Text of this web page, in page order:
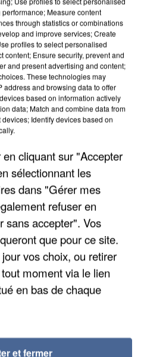
EMPORTÉE PAR UNE
SAVOIE
Measure content
through statistics or combinations
and improve services; Create
profiles to select personalised
content; Ensure security, prevent and
and present advertising and content;
These technologies may
address and browsing data to offer
based on information actively
data; Match and combine data from
Identify devices based on
cliquant sur "Accepter
sélectionnant les
dans "Gérer mes
refuser en
sans accepter". Vos
que pour ce site.
vos choix, ou retirer
moment via le lien
en bas de chaque
et fermer